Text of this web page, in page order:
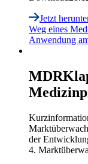
Jetzt
Weg eines
Anwendung
MDR
der
4.